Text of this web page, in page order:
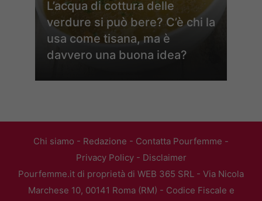
L’acqua di cottura delle
verdure si può bere? C’è chi la
usa come tisana, ma è
davvero una buona idea?
Chi siamo - Redazione - Contatta Pourfemme -
Privacy Policy- Disclaimer
Pourfemme.it di proprietà di WEB 365 SRL - Via Nicola
Marchese 10, 00141 Roma (RM) - Codice Fiscale e